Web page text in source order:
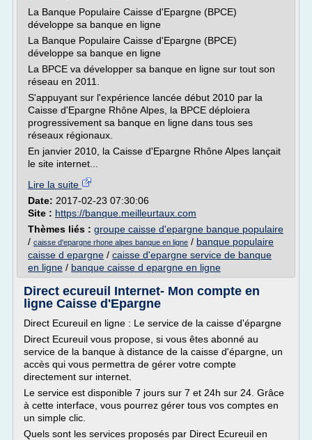
La Banque Populaire Caisse d'Epargne (BPCE)
développe sa banque en ligne
La Banque Populaire Caisse d'Epargne (BPCE)
développe sa banque en ligne
La BPCE va développer sa banque en ligne sur tout son
réseau en 2011.
S'appuyant sur l'expérience lancée début 2010 par la
Caisse d'Epargne Rhône Alpes, la BPCE déploiera
progressivement sa banque en ligne dans tous ses
réseaux régionaux.
En janvier 2010, la Caisse d'Epargne Rhône Alpes lançait
le site internet...
Lire la suite
Date: 2017-02-23 07:30:06
Site : https://banque.meilleurtaux.com
Thèmes liés : groupe caisse d'epargne banque populaire
/ caisse d'epargne rhone alpes banque en ligne / banque populaire
caisse d epargne / caisse d'epargne service de banque
en ligne / banque caisse d epargne en ligne
Direct ecureuil Internet- Mon compte en
ligne Caisse d'Epargne
Direct Ecureuil en ligne : Le service de la caisse d'épargne
Direct Ecureuil vous propose, si vous êtes abonné au
service de la banque à distance de la caisse d'épargne, un
accès qui vous permettra de gérer votre compte
directement sur internet.
Le service est disponible 7 jours sur 7 et 24h sur 24. Grâce
à cette interface, vous pourrez gérer tous vos comptes en
un simple clic.
Quels sont les services proposés par Direct Ecureuil en